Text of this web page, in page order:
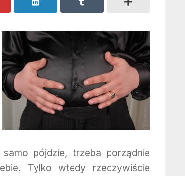
pójdzie, trzeba porządnie
Tylko wtedy rzeczywiście